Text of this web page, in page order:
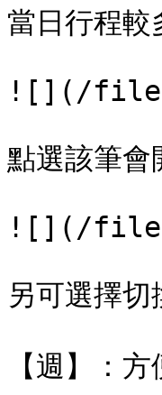
當日行程較
![](/files/-
點選該筆會
![](/
另可選擇
【週】：